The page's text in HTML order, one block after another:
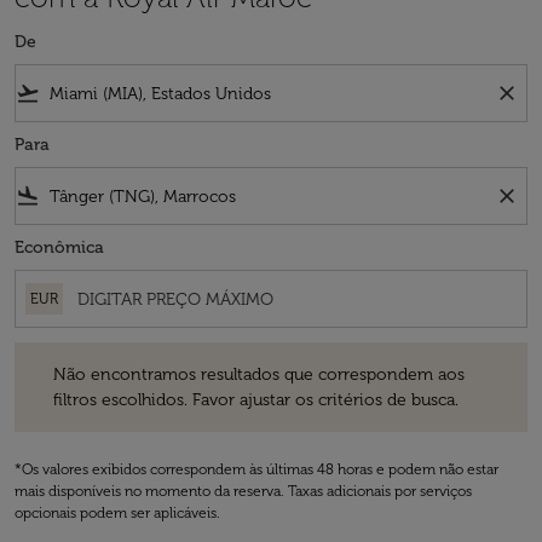
De
flight_takeoff close
Para
flight_land close
Econômica
EUR
Não encontramos resultados que correspondem aos
filtros escolhidos. Favor ajustar os critérios de busca.
*Os valores exibidos correspondem às últimas 48 horas e podem não estar
mais disponíveis no momento da reserva. Taxas adicionais por serviços
opcionais podem ser aplicáveis.